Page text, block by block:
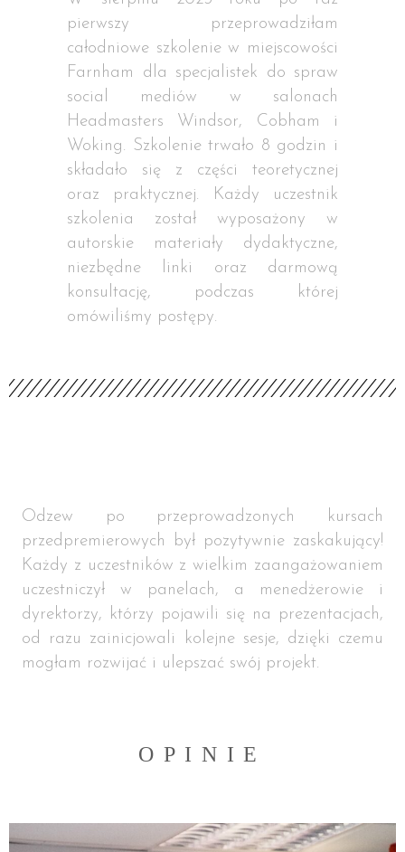
pierwszy przeprowadziłam
całodniowe szkolenie w miejscowości
Farnham dla specjalistek do spraw
social mediów w salonach
Headmasters Windsor, Cobham i
Woking. Szkolenie trwało 8 godzin i
składało się z części teoretycznej
oraz praktycznej. Każdy uczestnik
szkolenia został wyposażony w
autorskie materiały dydaktyczne,
niezbędne linki oraz darmową
konsultację, podczas której
omówiliśmy postępy.
Odzew po przeprowadzonych kursach
przedpremierowych był pozytywnie zaskakujący!
Każdy z uczestników z wielkim zaangażowaniem
uczestniczył w panelach, a menedżerowie i
dyrektorzy, którzy pojawili się na prezentacjach,
od razu zainicjowali kolejne sesje, dzięki czemu
mogłam rozwijać i ulepszać swój projekt.
OPINIE